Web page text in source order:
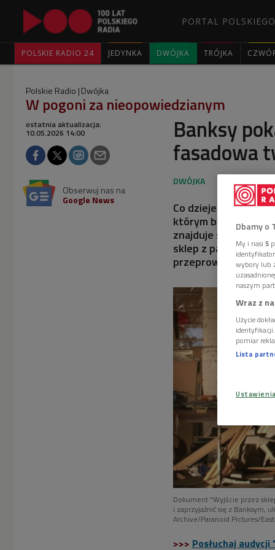
PORTAL
POLSKIE RADIO 24 JEDYNKA DWÓJKA TRÓJKA
Polskie Radio Dwójka
W pogoni za nieopowiedzianym
Banksy
fasadowa
ostatnia aktualizacja:
10.05.2026 14:00
Obserwuj nas na
Google News
Co dzieje się ze
którym bunt
znajduje swoje
sklep z
przeprowadza. Na
Dokument "Wyjście przez
i zaprzyjaźnić się z Banksym,
Archive/Paranoid Pictures/
>>> Posłuchaj
Dbamy o
My i nasi 5
wybory lub
naszym
Wraz z
Użycie
pomiar
Lista